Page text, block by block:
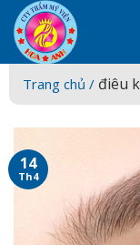
Skip
to
content
Trang chủ / điêu
14
Th4